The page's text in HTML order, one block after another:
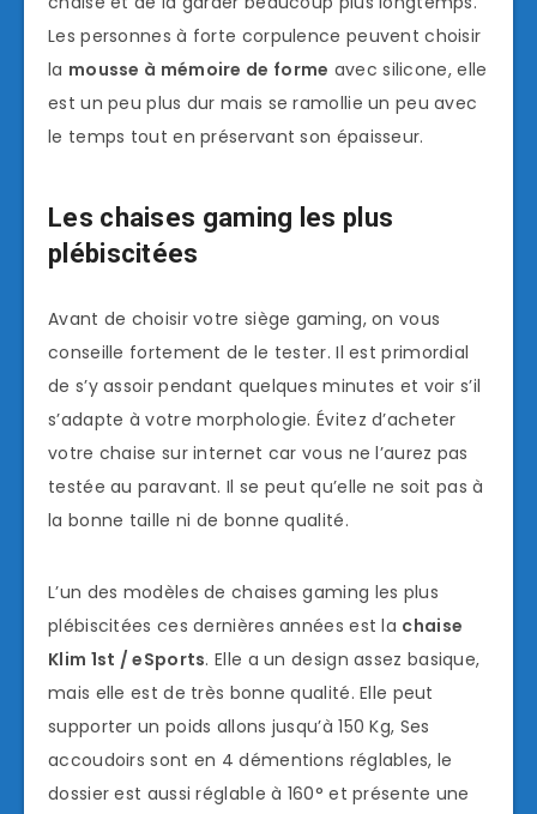
Les personnes à forte corpulence peuvent choisir
la mousse à mémoire de forme avec silicone, elle
est un peu plus dur mais se ramollie un peu avec
le temps tout en préservant son épaisseur.
Les chaises gaming les plus
plébiscitées
Avant de choisir votre siège gaming, on vous
conseille fortement de le tester. Il est primordial
de s’y assoir pendant quelques minutes et voir s’il
s’adapte à votre morphologie. Évitez d’acheter
votre chaise sur internet car vous ne l’aurez pas
testée au paravant. Il se peut qu’elle ne soit pas à
la bonne taille ni de bonne qualité.
L’un des modèles de chaises gaming les plus
plébiscitées ces dernières années est la chaise
Klim 1st / eSports. Elle a un design assez basique,
mais elle est de très bonne qualité. Elle peut
supporter un poids allons jusqu’à 150 Kg, Ses
accoudoirs sont en 4 démentions réglables, le
dossier est aussi réglable à 160° et présente une